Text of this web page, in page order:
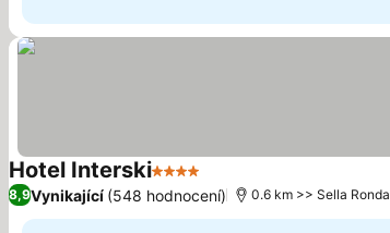
Hotel Interski4 Počet hvězdiček
8,9Vynikající (548 hodnocení) 0.6 km >> Sella Ronda